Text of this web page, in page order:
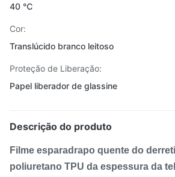
40 ℃
Cor:
Translúcido branco leitoso
Proteção de Liberação:
Papel liberador de glassine
Descrição do produto
Filme esparadrapo quente do
poliuretano TPU da espessura da